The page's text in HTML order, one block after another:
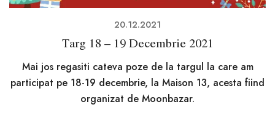
20.12.2021
Targ 18 – 19 Decembrie 2021
Mai jos regasiti cateva poze de la targul la care am
participat pe 18-19 decembrie, la Maison 13, acesta fiind
organizat de Moonbazar.